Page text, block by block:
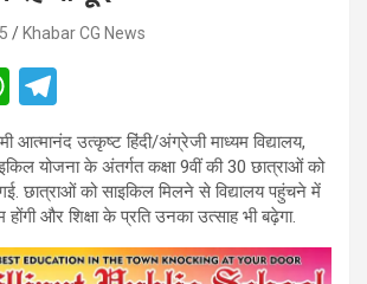
Khabar CG News
W
h
at
s
A
el
e
gr
a
आत्मानंद उत्कृष्ट हिंदी/अंग्रेजी माध्यम विद्यालय,
योजना के अंतर्गत कक्षा 9वीं की 30 छात्राओं को
छात्राओं को साइकिल मिलने से विद्यालय पहुंचने में
और शिक्षा के प्रति उनका उत्साह भी बढ़ेगा.